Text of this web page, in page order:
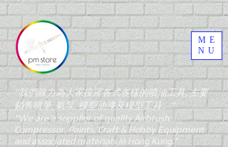
"我們致力為大家搜羅各式各樣的噴油工具, 主要
銷售噴筆, 氣泵, 模型油漆及模型工具。"
"We are a supplier of quality Airbrush,
Compressor, Paints, Craft & Hobby Equipment
and associated materials in Hong Kong."
ME
NU